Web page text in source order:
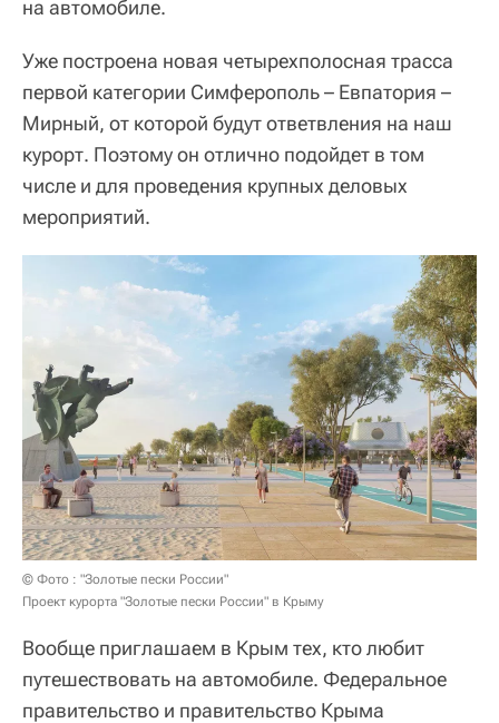
на автомобиле.
Уже построена новая четырехполосная трасса
первой категории Симферополь – Евпатория –
Мирный, от которой будут ответвления на наш
курорт. Поэтому он отлично подойдет в том
числе и для проведения крупных деловых
мероприятий.
© Фото : "Золотые пески России"
Проект курорта "Золотые пески России" в Крыму
Вообще приглашаем в Крым тех, кто любит
путешествовать на автомобиле. Федеральное
правительство и правительство Крыма